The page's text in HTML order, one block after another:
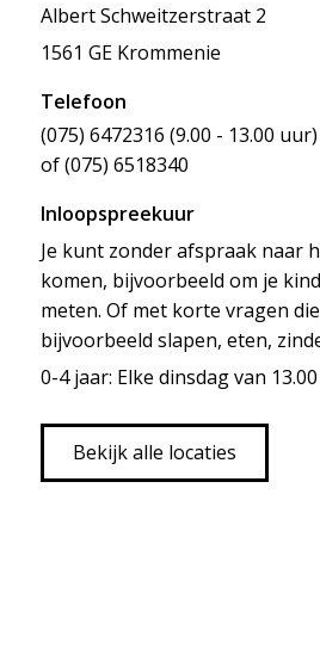
Albert Schweitzerstraat 2
1561 GE Krommenie
Telefoon
(075) 6472316 (9.00 - 13.00 uur)
of (075) 6518340
Inloopspreekuur
Je kunt zonder afspraak naar
komen, bijvoorbeeld om je
meten. Of met korte vragen
bijvoorbeeld slapen, eten,
0-4 jaar: Elke dinsdag van
Bekijk alle locaties